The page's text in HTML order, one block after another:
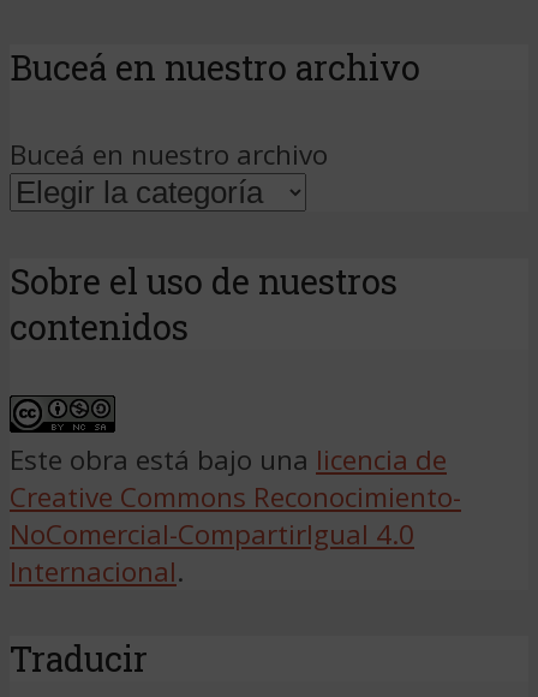
Buceá en nuestro archivo
Buceá en nuestro archivo
Sobre el uso de nuestros
contenidos
Este obra está bajo una licencia de
Creative Commons Reconocimiento-
NoComercial-CompartirIgual 4.0
Internacional.
Traducir